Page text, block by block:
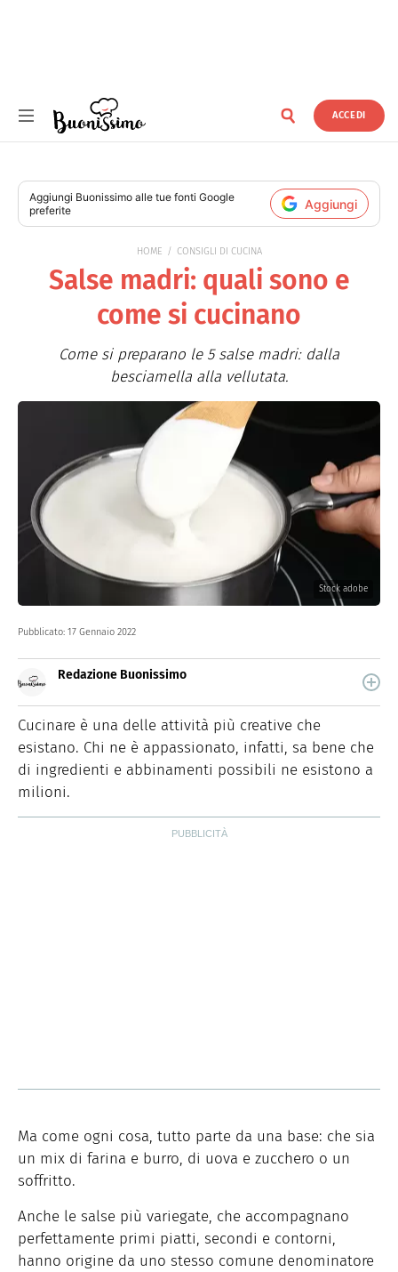
ACCEDI
Aggiungi Buonissimo alle tue fonti Google
preferite
Aggiungi
HOME CONSIGLI DI CUCINA
Salse madri: quali sono e
come si cucinano
Come si preparano le 5 salse madri: dalla
besciamella alla vellutata.
Stock adobe
Pubblicato: 17 Gennaio 2022
Redazione Buonissimo
quale trovi idee veloci, facili e spiegate passo passo.
Cucinare è una delle attività più creative che
esistano. Chi ne è appassionato, infatti, sa bene che
di ingredienti e abbinamenti possibili ne esistono a
milioni.
Ma come ogni cosa, tutto parte da una base: che sia
un mix di farina e burro, di uova e zucchero o un
soffritto.
Anche le salse più variegate, che accompagnano
perfettamente primi piatti, secondi e contorni,
hanno origine da uno stesso comune denominatore